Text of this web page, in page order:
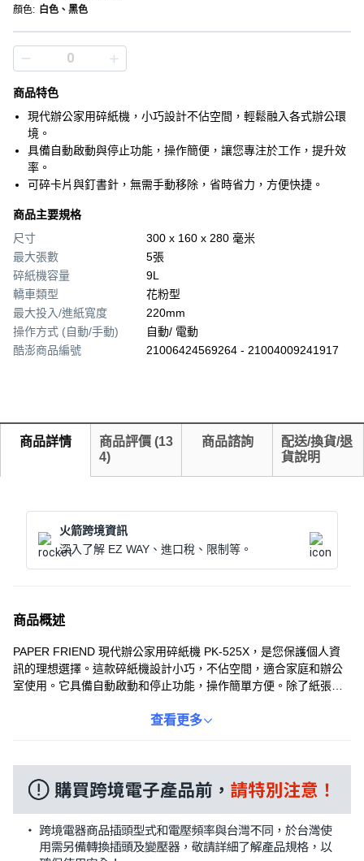
顏色: 白色、黑色
商品特色
現代辦公家用碎紙機，小巧設計不佔空間，輕鬆融入各式辦公環
境。
具備自動啟動與停止功能，操作簡便，讓您專注於工作，提升效
率。
可碎卡片與釘書針，無需手動移除，省時省力，方便快捷。
商品主要規格
尺寸
300 x 160 x 280 毫米
最大張數
5張
碎紙機容量
9L
轎車類型
花粉型
最大投入/進紙寬度
220mm
操作方式 (自動/手動)
自動/ 電動
酷澎商品編號
21006424569264 - 21004009241917
商品詳情 商品評價 (13
4)
商品諮詢
配送/換貨/退
貨說明
火箭跨境資訊
深入了解 EZ WAY、進口稅、限制等。
商品概述
PAPER FRIEND 現代辦公家用碎紙機 PK-525X，是您保護個人資
訊的理想選擇。這款碎紙機設計小巧，不佔空間，適合家庭和辦公
室使用。它具備自動啟動和停止功能，操作簡單方便。除了紙張，
為4x40mm的花粉型，能有效保護您的隱私。簡潔時尚的黑白配
查看更多